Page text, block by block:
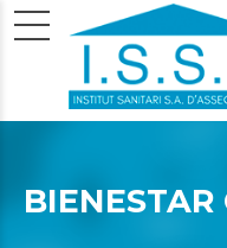
BIENESTAR